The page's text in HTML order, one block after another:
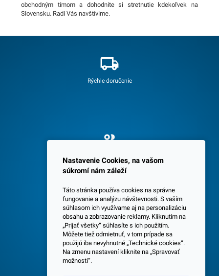
obchodným tímom a dohodnite si stretnutie kdekoľvek na
Slovensku. Radi Vás navštívime.
Rýchle doručenie
Spokojných 3600 zákazníkov
Centrála a predajňa v Senci
Nastavenie Cookies, na vašom
súkromí nám záleží
Táto stránka používa cookies na správne
fungovanie a analýzu návštevnosti. S vaším
súhlasom ich využívame aj na personalizáciu
obsahu a zobrazovanie reklamy. Kliknutím na
„Prijať všetky“ súhlasíte s ich použitím.
Môžete tiež odmietnuť, v tom prípade sa
použijú iba nevyhnutné „Technické cookies“.
Na zmenu nastavení kliknite na „Spravovať
možnosti“.